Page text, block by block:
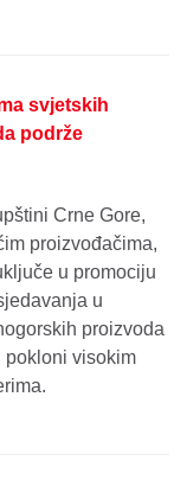
svjetskih
podrže
Crne Gore,
proizvođačima,
u promociju
u
proizvoda
pokloni visokim